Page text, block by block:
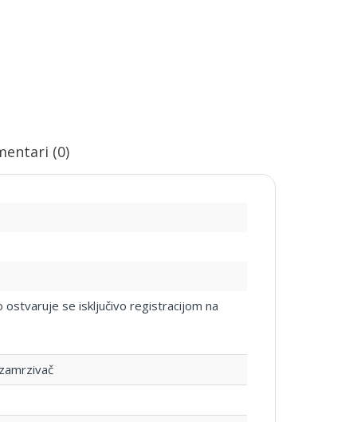
(0)
ostvaruje se isključivo registracijom na